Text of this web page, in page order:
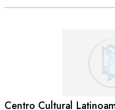
Centro Cultural